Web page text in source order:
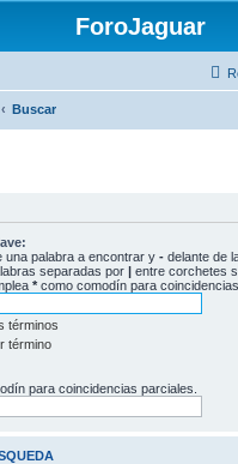
ForoJaguar
Buscar
una palabra a encontrar y - delante de
separadas por | entre corchetes
* como comodín para
términos
término
para coincidencias parciales.